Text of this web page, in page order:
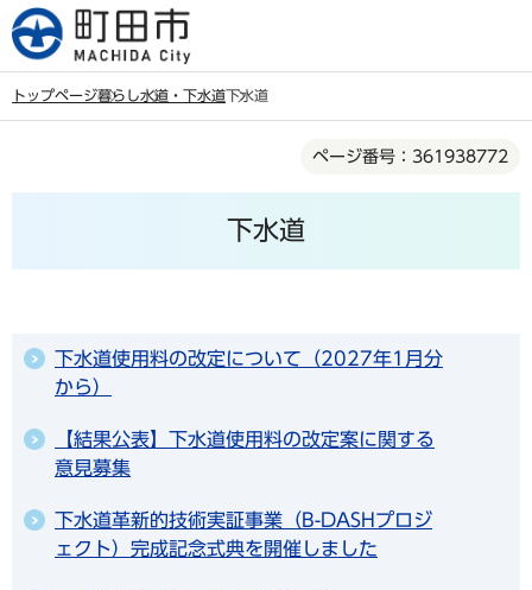
こ
の
トップページ暮らし水道・下水道下水道
ページ番号：361938772
下水道
下水道使用料の改定について（2027年1月分
から）
【結果公表】下水道使用料の改定案に関する
意見募集
下水道革新的技術実証事業（B-DASHプロジ
ェクト）完成記念式典を開催しました